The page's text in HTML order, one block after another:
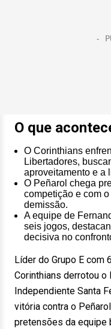
O que
O Corinthians
Libertadores,
aproveitamento e a
O Peñarol chega
competição e com
demissão.
A equipe de
seis jogos,
decisiva no
Líder do Grupo E com
Corinthians derrotou o
Independiente Santa
vitória contra o
pretensões da equipe